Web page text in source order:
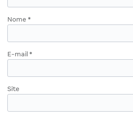
Nome *
E-mail *
Site